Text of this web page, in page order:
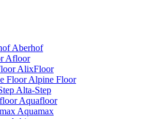
Aberhof
Afloor
AlixFloor
Alpine Floor
Alta-Step
Aquafloor
Aquamax